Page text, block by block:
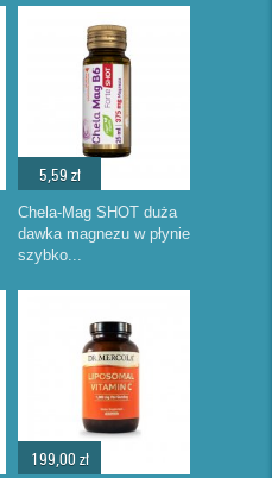
5,59 zł
Chela-Mag SHOT duża
dawka magnezu w płynie
szybko...
199,00 zł